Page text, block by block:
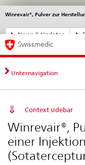
News,
News & Updates
Winrevair®, Pulver zur
Sprachwahl
Service
Hauptnavigation
Swissmedic
Unternavigation
Context sidebar
Winrevair®,
einer